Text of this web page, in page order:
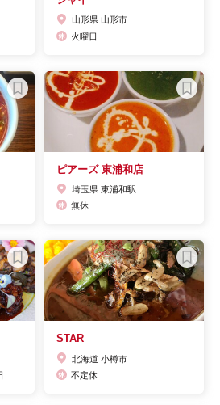
山形県 山形市
火曜日
ピアーズ 東浦和店
埼玉県 東浦和駅
無休
STAR
北海道 小樽市
不定休